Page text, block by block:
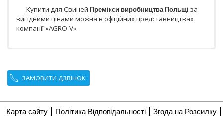
Купити для Свиней Премікси виробництва Польщі за
вигідними цінами можна в офіційних представництвах
компанії «AGRO-V».
ЗАМОВИТИ ДЗВІНОК
Карта сайту Політика Відповідальності
Згода на Розсилку